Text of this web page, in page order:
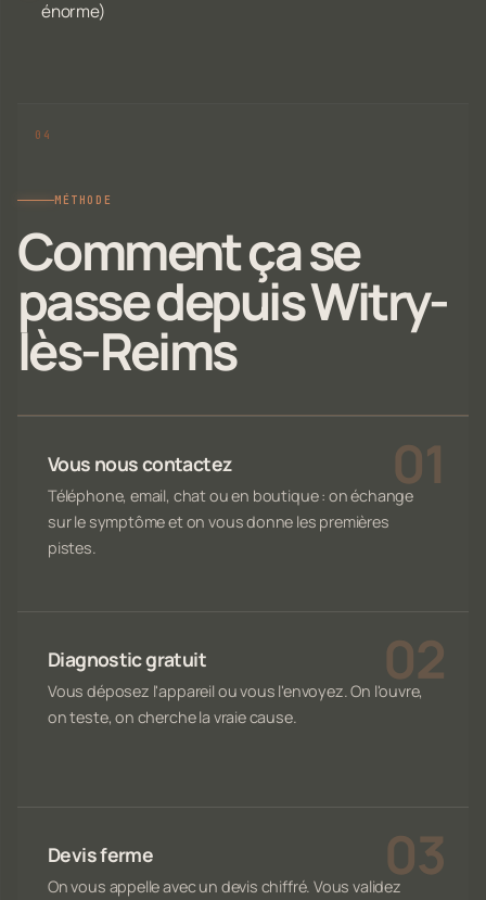
énorme)
MÉTHODE
Comment ça se
passe depuis Witry-
lès-Reims
Vous nous contactez
Téléphone, email, chat ou en boutique : on échange
sur le symptôme et on vous donne les premières
pistes.
Diagnostic gratuit
Vous déposez l'appareil ou vous l'envoyez. On l'ouvre,
on teste, on cherche la vraie cause.
Devis ferme
On vous appelle avec un devis chiffré. Vous validez